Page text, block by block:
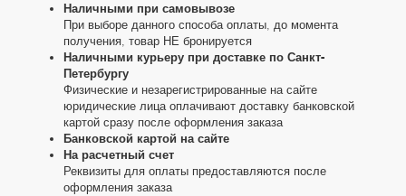
Наличными при самовывозе
При выборе данного способа оплаты, до момента
получения, товар НЕ бронируется
Наличными курьеру при доставке по Санкт-
Петербургу
Физические и незарегистрированные на сайте
юридические лица оплачивают доставку банковской
картой сразу после оформления заказа
Банковской картой на сайте
На расчетный счет
Реквизиты для оплаты предоставляются после
оформления заказа